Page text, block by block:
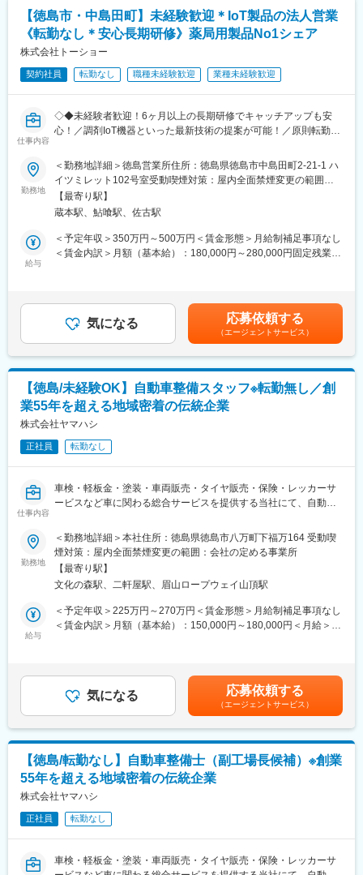
せします。まずは中小企業様向けの既存営業を中心にお任せする
予定です。
■教育体制：
IT未経験の方でも安心して業務に取り組んでいただけるよう、入
社後の育成体制を整えております。入社後、ITに関する基礎知識
と商材学習の研修機会や、キャリア入社者向けのフォローアップ
研修もあります。配属後も先輩社員やチーム全体でしっかりフォ
ローし、入社後も継続的に成長を支援しておりますので安心して
働ける環境です。
■社内の雰囲気：
る営業スタイルです。個人で成果を追うのではなく、チームで支
え合いながらお客様への価値提供に繋げていきます。そのために
も、チームプレイの精神やお客様とのコミュニケーションを大切
にできるメンバーが多く集まっています。
目標を年初に上司と面談をしたうえで設定します。目標に対して
どの程度達成できたかにより評価が決まります。
・企業や店舗の決裁者との接点も多く、会話を通して豊富な知識
を得ることが可能です！
■福利厚生の魅力：
年1回5日間付与されるマイバカンス休暇や5年毎に休暇と金一封
が支給されるリフレッシュ休暇などの制度も充実。特別休暇や
GW・年末年始休暇と組み合わせて更に長期休暇取得も可能です。
変更の範囲：会社の定める業務
【徳島市・中島田町】未経験歓迎＊IoT製品の法人営業
《転勤なし＊安心長期研修》薬局用製品No1シェア
株式会社トーショー
契約社員 転勤なし 職種未経験歓迎 業種未経験歓迎
仕事内容
◇◆未経験者歓迎！6ヶ月以上の長期研修でキャッチアップも安
心！／調剤IoT機器といった最新技術の提案が可能！／原則転勤は
仕事◆◇
【はじめに】
既存のお客様である調剤薬局やドラッグストアに対して、主力製
品である全自動調剤分包機などの調剤IoT機器を販売いただく職種
となります。
IoT製品の販売スキルの市場価値は上昇の一途を辿っており、同社
【業務概要】
・提案資料作成
・新規訪問
【その他補足情報】
・長期間の研修を用意しているため職種未経験＆技術的な知識が
全く無い方でも立ち上りが可能となっております。
・正社員登用は前提の採用です。就業態度に問題がなければ原則
登用となり、業界トップクラスシェアを誇る優良企業の正社員と
して安定就業が可能です。（登用率98%、試験やノルマなし）
・業界トップクラスのIoT製品や医療システムに触れる事が可能で
す。また、販売スキルだけでなく薬局運営コンサルティングのス
【ポジションの魅力】
・同社の製品やシステムが、24時間止めてはならない医療現場の
安心安全や、医療従事者の負担軽減に大きく貢献しています。
製品が多数あります。寡占市場だからこそ、競合製品を使ってい
る顧客からいかにシェアを獲得するか、試行錯誤する面白さがあ
【同社について】
当社は売上高256億円、全国77拠点、従業員数570名規模を誇る調
剤機器メーカーです。1971年創業と半世紀以上歴史をもち、特に
1980年代から他社に先駆けてスウェーデンなどヨーロッパに販売
網を拡大してきました。国内だけでなく、海外での売上も安定的
に伸びているため経営が安定しています。
勤務地
＜勤務地詳細＞徳島営業所住所：徳島県徳島市中島田町2-21-1 ハ
イツミレット102号室受動喫煙対策：屋内全面禁煙変更の範囲：
会社の定める事業所（リモートワーク含む）
【最寄り駅】
蔵本駅、鮎喰駅、佐古駅
給与
＜予定年収＞350万円～500万円＜賃金形態＞月給制補足事項なし
＜賃金内訳＞月額（基本給）：180,000円～280,000円固定残業手
＞※給与詳細は、年齢・スキルを考慮し決定します。■昇給：年1
回■賞与：年2回年収420万円／30歳 経験5年年収500万円／32歳
経験7年賃金はあくまでも目安の金額であり、選考を通じて上下す
る可能性があります。月給(月額)は固定手当を含めた表記です。
気になる 応募依頼する
（エージェントサービス）
【徳島/未経験OK】自動車整備スタッフ※転勤無し／創
業55年を超える地域密着の伝統企業
株式会社ヤマハシ
正社員 転勤なし
仕事内容
車検・軽板金・塗装・車両販売・タイヤ販売・保険・レッカーサ
ービスなど車に関わる総合サービスを提供する当社にて、自動車
■業務内容：
軽作業、タイヤ、オイル、バッテリー、仕上、洗車の業務を担当
していただきます（国産車の普通車・軽自動車が主になりま
す）。
その他付随する業務（納車・引き取りなど）も担当していただき
ます。
年齢は36歳。30代、40代を中心とした明るく活気のある働きやす
い職場です。時代ニーズに応え続けられる組織創りを目指してお
勤務地
＜勤務地詳細＞本社住所：徳島県徳島市八万町下福万164 受動喫
煙対策：屋内全面禁煙変更の範囲：会社の定める事業所
【最寄り駅】
文化の森駅、二軒屋駅、眉山ロープウェイ山頂駅
給与
＜予定年収＞225万円～270万円＜賃金形態＞月給制補足事項なし
＜賃金内訳＞月額（基本給）：150,000円～180,000円＜月給＞
当者には下記手当支給あり・達成5,000～10,000円・販売手当：
適額賃金はあくまでも目安の金額であり、選考を通じて上下する
可能性があります。月給(月額)は固定手当を含めた表記です。
気になる 応募依頼する
（エージェントサービス）
【徳島/転勤なし】自動車整備士（副工場長候補）※創業
55年を超える地域密着の伝統企業
株式会社ヤマハシ
正社員 転勤なし
車検・軽板金・塗装・車両販売・タイヤ販売・保険・レッカーサ